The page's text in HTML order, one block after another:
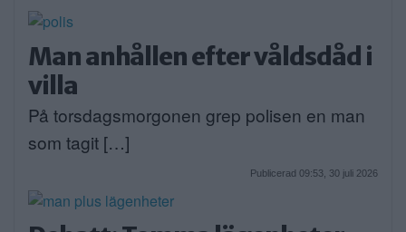
Man anhållen efter våldsdåd i
villa
På torsdagsmorgonen grep polisen en man
som tagit […]
Publicerad 09:53, 30 juli 2026